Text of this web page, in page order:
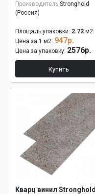
Производитель Stronghold
(Россия)
Площадь упаковки: 2.72 м2
Цена за 1 м2: 947р.
Цена за упаковку: 2576р.
Купить
Кварц винил Stronghold